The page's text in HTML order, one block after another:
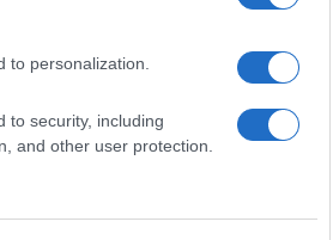
to personalization.
to security, including
and other user protection.
11.4k